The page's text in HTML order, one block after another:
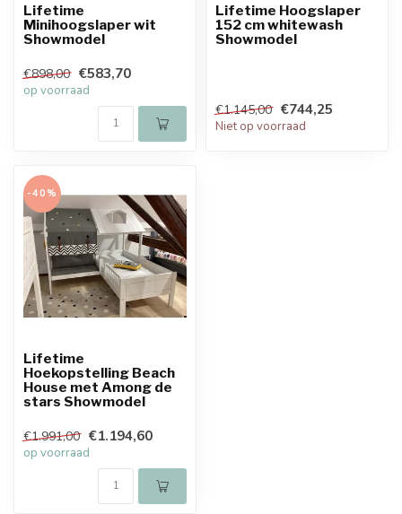
Lifetime
Minihoogslaper wit
Showmodel
€898,00 €583,70
op voorraad
Lifetime Hoogslaper
152 cm whitewash
Showmodel
€1.145,00 €744,25
Niet op voorraad
-40%
Lifetime
Hoekopstelling Beach
House met Among de
stars Showmodel
€1.991,00 €1.194,60
op voorraad